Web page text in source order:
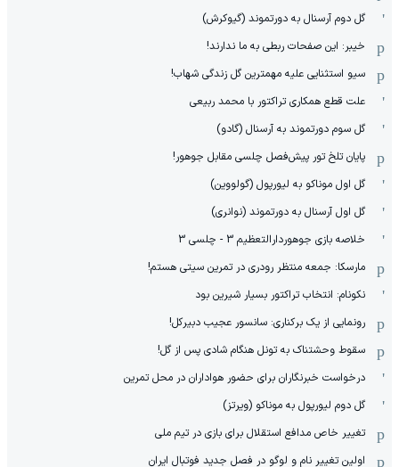
گل دوم آرسنال به دورتموند (گیوکرش)
خیبر: این صفحات ربطی به ما ندارند!
سیو استثنایی علیه مهمترین گل زندگی شهاب!
علت قطع همکاری تراکتور با محمد ربیعی
گل سوم دورتموند به آرسنال (گادو)
پایان تلخ تور پیش‌فصل چلسی مقابل جوهور!
گل اول موناکو به لیورپول (گولووین)
گل اول آرسنال به دورتموند (نوانری)
خلاصه بازی جوهوردارالتعظیم 3 - چلسی 3
مارسکا: جمعه منتظر رودری در تمرین سیتی هستم!
نکونام: انتخاب تراکتور بسیار شیرین بود
رونمایی از یک برکناری: سانسور عجیب دبیرکل!
سقوط وحشتناک به تونل هنگام شادی پس از گل!
درخواست خبرنگاران برای حضور هواداران در محل تمرین
گل دوم لیورپول به موناکو (ویرتز)
تغییر خاص مدافع استقلال برای بازی در تیم ملی
اولین تغییر نام و لوگو در فصل جدید فوتبال ایران